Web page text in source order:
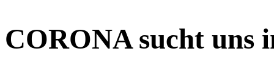
CORONA sucht uns